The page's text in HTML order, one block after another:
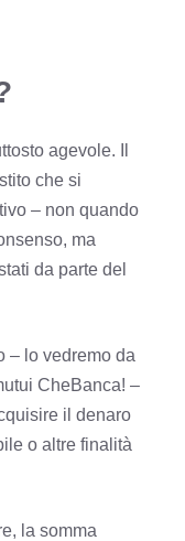
agevole. Il
che si
– non quando
ma
da parte del
– lo vedremo da
CheBanca! –
il denaro
o altre finalità
la somma